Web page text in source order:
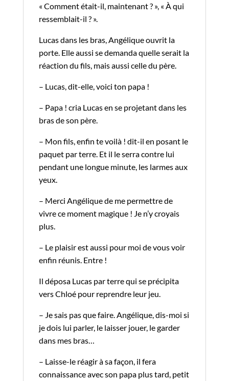
« Comment était-il, maintenant ? », « À qui
ressemblait-il ? ».
Lucas dans les bras, Angélique ouvrit la
porte. Elle aussi se demanda quelle serait la
réaction du fils, mais aussi celle du père.
– Lucas, dit-elle, voici ton papa !
– Papa ! cria Lucas en se projetant dans les
bras de son père.
– Mon fils, enfin te voilà ! dit-il en posant le
paquet par terre. Et il le serra contre lui
pendant une longue minute, les larmes aux
yeux.
– Merci Angélique de me permettre de
vivre ce moment magique ! Je n’y croyais
plus.
– Le plaisir est aussi pour moi de vous voir
enfin réunis. Entre !
Il déposa Lucas par terre qui se précipita
vers Chloé pour reprendre leur jeu.
– Je sais pas que faire. Angélique, dis-moi si
je dois lui parler, le laisser jouer, le garder
dans mes bras…
– Laisse-le réagir à sa façon, il fera
connaissance avec son papa plus tard, petit